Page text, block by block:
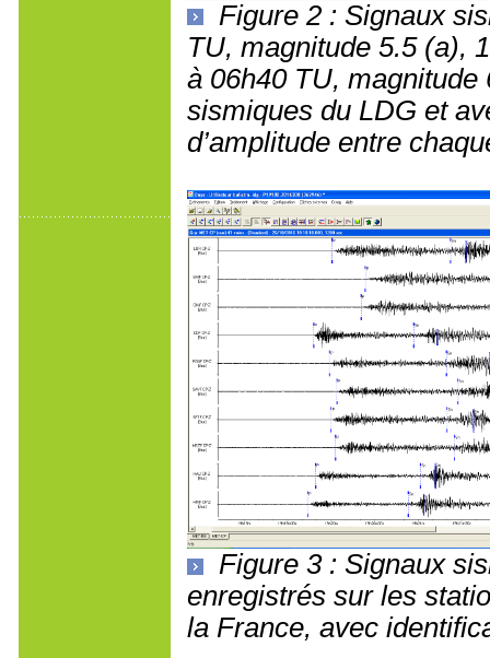
Figure 2 : Signaux
TU, magnitude 5.5 (a),
à 06h40 TU,
sismiques du LDG et
d’amplitude entre
Figure 3 : Signaux
enregistrés sur les
la France, avec